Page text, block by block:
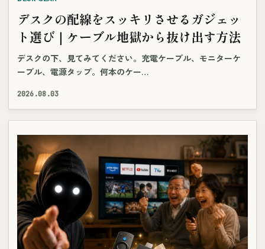
デスクの配線をスッキリさせるガジェッ
ト選び｜ケーブル地獄から抜け出す方法
デスクの下、見てみてください。充電ケーブル、モニターケ
ーブル、電源タップ。何本のケー…
2026.08.03